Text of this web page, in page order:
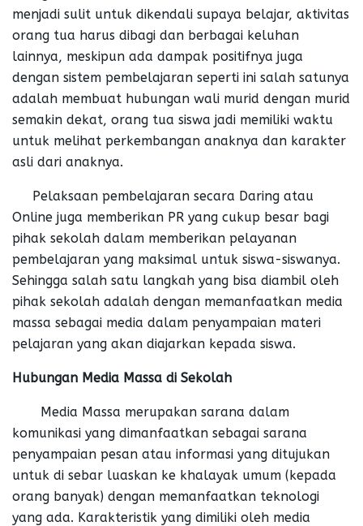
menjadi sulit untuk dikendali supaya belajar, aktivitas
orang tua harus dibagi dan berbagai keluhan
lainnya, meskipun ada dampak positifnya juga
dengan sistem pembelajaran seperti ini salah satunya
adalah membuat hubungan wali murid dengan murid
semakin dekat, orang tua siswa jadi memiliki waktu
untuk melihat perkembangan anaknya dan karakter
asli dari anaknya.
Pelaksaan pembelajaran secara Daring atau
Online juga memberikan PR yang cukup besar bagi
pihak sekolah dalam memberikan pelayanan
pembelajaran yang maksimal untuk siswa-siswanya.
Sehingga salah satu langkah yang bisa diambil oleh
pihak sekolah adalah dengan memanfaatkan media
massa sebagai media dalam penyampaian materi
pelajaran yang akan diajarkan kepada siswa.
Hubungan Media Massa di Sekolah
Media Massa merupakan sarana dalam
komunikasi yang dimanfaatkan sebagai sarana
penyampaian pesan atau informasi yang ditujukan
untuk di sebar luaskan ke khalayak umum (kepada
orang banyak) dengan memanfaatkan teknologi
yang ada. Karakteristik yang dimiliki oleh media